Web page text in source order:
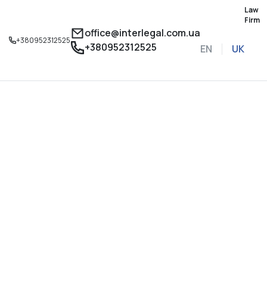
+380952312525
Law
Firm
office@interlegal.com.ua
+380952312525
EN UK